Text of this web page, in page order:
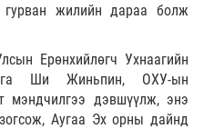
гурван жилийн дараа болж
Ерөнхийлөгч Ухнаагийн
Ши Жиньпин, ОХУ-ын
мэндчилгээ дэвшүүлж, энэ
Аугаа Эх орны дайнд